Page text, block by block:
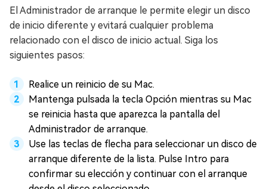
El Administrador de arranque le permite elegir un disco
de inicio diferente y evitará cualquier problema
relacionado con el disco de inicio actual. Siga los
siguientes pasos:
Realice un reinicio de su Mac.
Mantenga pulsada la tecla Opción mientras su Mac
se reinicia hasta que aparezca la pantalla del
Administrador de arranque.
Use las teclas de flecha para seleccionar un disco de
arranque diferente de la lista. Pulse Intro para
confirmar su elección y continuar con el arranque